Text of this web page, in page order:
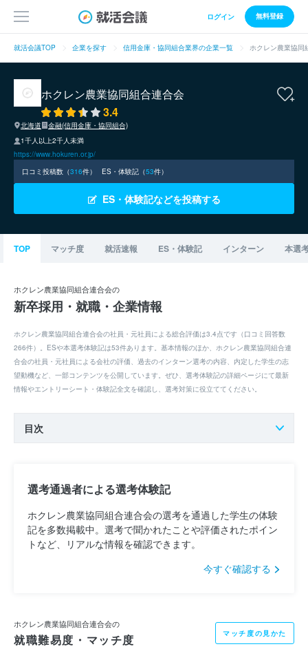
ログイン 無料登録
就活会議TOP 企業を探す 信用金庫・協同組合業界の企業一覧 ホクレン農業協同
ホクレン農業協同組合連合会
3.4
北海道
金融(信用金庫・協同組合)
1千人以上2千人未満
https://www.hokuren.or.jp/
口コミ投稿数（316件） ES・体験記（53件）
ES・体験記などを投稿する
TOP マッチ度 就活速報 ES・体験記 インターン 本選
ホクレン農業協同組合連合会の
新卒採用・就職・企業情報
ホクレン農業協同組合連合会の社員・元社員による総合評価は3.4点です（口コミ回答数
266件）。ESや本選考体験記は53件あります。基本情報のほか、ホクレン農業協同組合連
合会の社員・元社員による会社の評価、過去のインターン選考の内容、内定した学生の志
望動機など、一部コンテンツを公開しています。ぜひ、選考体験記の詳細ページにて最新
情報やエントリーシート・体験記全文を確認し、選考対策に役立ててください。
目次
選考通過者による選考体験記
ホクレン農業協同組合連合会の選考を通過した学生の体験
記を多数掲載中。選考で聞かれたことや評価されたポイン
トなど、リアルな情報を確認できます。
今すぐ確認する
ホクレン農業協同組合連合会の
就職難易度・マッチ度 マッチ度の見かた